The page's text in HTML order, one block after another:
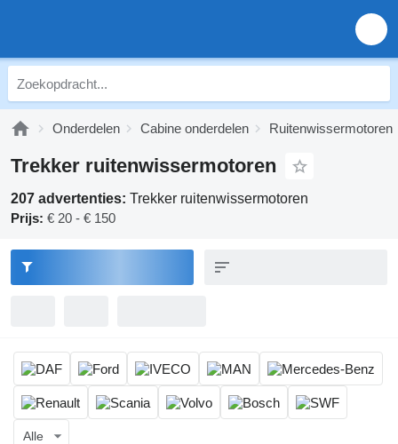
Onderdelen Cabine onderdelen Ruitenwissermotoren
Trekker ruitenwissermotoren
207 advertenties: Trekker ruitenwissermotoren
Prijs: € 20 - € 150
Alle